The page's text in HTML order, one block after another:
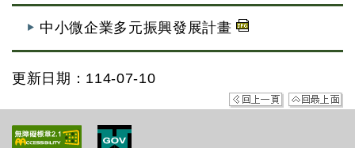
中小微企業多元振興發展計畫
更新日期：114-07-10